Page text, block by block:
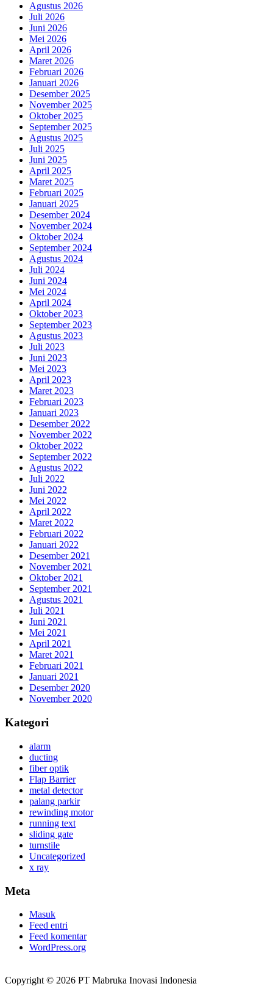
Agustus 2026
Juli 2026
Juni 2026
Mei 2026
April 2026
Maret 2026
Februari 2026
Januari 2026
Desember 2025
November 2025
Oktober 2025
September 2025
Agustus 2025
Juli 2025
Juni 2025
April 2025
Maret 2025
Februari 2025
Januari 2025
Desember 2024
November 2024
Oktober 2024
September 2024
Agustus 2024
Juli 2024
Juni 2024
Mei 2024
April 2024
Oktober 2023
September 2023
Agustus 2023
Juli 2023
Juni 2023
Mei 2023
April 2023
Maret 2023
Februari 2023
Januari 2023
Desember 2022
November 2022
Oktober 2022
September 2022
Agustus 2022
Juli 2022
Juni 2022
Mei 2022
April 2022
Maret 2022
Februari 2022
Januari 2022
Desember 2021
November 2021
Oktober 2021
September 2021
Agustus 2021
Juli 2021
Juni 2021
Mei 2021
April 2021
Maret 2021
Februari 2021
Januari 2021
Desember 2020
November 2020
Kategori
alarm
ducting
fiber optik
Flap Barrier
metal detector
palang parkir
rewinding motor
running text
sliding gate
turnstile
Uncategorized
x ray
Meta
Masuk
Feed entri
Feed komentar
WordPress.org
Copyright © 2026 PT Mabruka Inovasi Indonesia